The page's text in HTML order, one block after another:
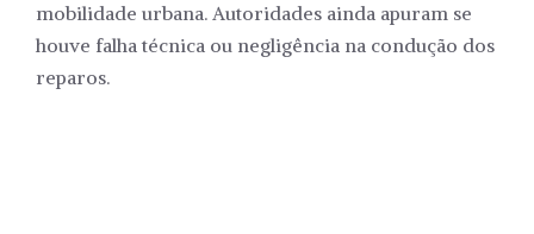
mobilidade urbana. Autoridades ainda apuram se
houve falha técnica ou negligência na condução dos
reparos.